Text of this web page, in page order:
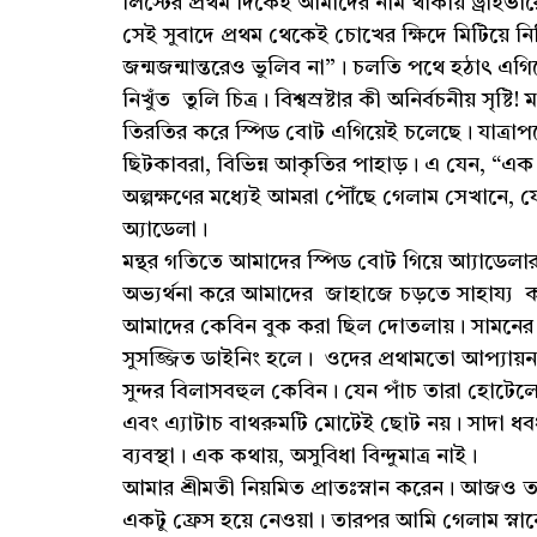
সেই সুবাদে প্রথম থেকেই চোখের ক্ষিদে
জন্মজন্মান্তরেও ভুলিব না”। চলতি পথে হঠাৎ
নিখুঁত তুলি চিত্র। বিশ্বস্রষ্টার কী অনির্বচনীয়
তিরতির করে স্পিড বোট এগিয়েই চলেছে।
ছিটকাবরা, বিভিন্ন আকৃতির পাহাড়। এ যেন,
অল্পক্ষণের মধ্যেই আমরা পৌঁছে গেলাম সেখানে,
অ্যাডেলা।
মন্থর গতিতে আমাদের স্পিড বোট গিয়ে
অভ্যর্থনা করে আমাদের জাহাজে চড়তে সাহায্য
আমাদের কেবিন বুক করা ছিল দোতলায়। সামনের
সুসজ্জিত ডাইনিং হলে। ওদের প্রথামতো
সুন্দর বিলাসবহুল কেবিন। যেন পাঁচ তারা
এবং এ্যাটাচ বাথরুমটি মোটেই ছোট নয়। সাদা
ব্যবস্থা। এক কথায়, অসুবিধা বিন্দুমাত্র নাই।
আমার শ্রীমতী নিয়মিত প্রাতঃস্নান করেন। আজও
একটু ফ্রেস হয়ে নেওয়া। তারপর আমি গেলাম